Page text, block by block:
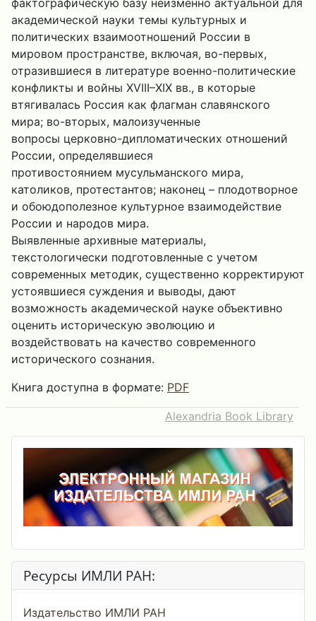
фактографическую базу неизменно актуальной для
академической науки темы культурных и
политических взаимоотношений России в
мировом пространстве, включая, во-первых,
отразившиеся в литературе военно-политические
конфликты и войны XVIII–XIX вв., в которые
втягивалась Россия как флагман славянского
мира; во-вторых, малоизученные
вопросы церковно-дипломатических отношений
России, определявшиеся
противостоянием мусульманского мира,
католиков, протестантов; наконец – плодотворное
и обоюдополезное культурное взаимодействие
России и народов мира.
Выявленные архивные материалы,
текстологически подготовленные с учетом
современных методик, существенно корректируют
устоявшиеся суждения и выводы, дают
возможность академической науке объективно
оценить историческую эволюцию и
воздействовать на качество современного
исторического сознания.
Книга доступна в формате: PDF
Alexandria Book Library
Ресурсы ИМЛИ РАН:
Издательство ИМЛИ РАН